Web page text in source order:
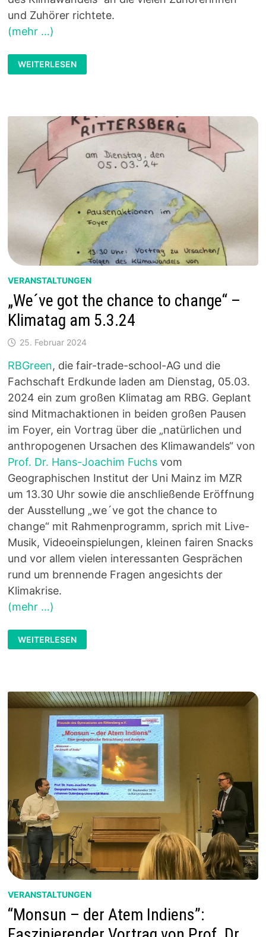
und Zuhörer richtete.
(mehr …)
KLIMATAG
2024:
PROFESSOR
WEITERLESEN
VERANSTALTUNGEN
„We´ve got the chance to change“ –
Klimatag am 5.3.24
25. Februar 2024
RBGreen, die fair-trade-school-AG und die
Fachschaft Erdkunde laden am Dienstag, 05.03.
2024 ein zum großen Klimatag am RBG. Geplant
sind Mitmachaktionen in beiden großen Pausen
im Foyer, ein Vortrag über die „natürlichen und
anthropogenen Ursachen des Klimawandels“ von
Prof. Dr. Hans-Joachim Fuchs vom
Geographischen Institut der Uni Mainz im MZR
um 13.30 Uhr sowie die anschließende Eröffnung
der Ausstellung „we´ve got the chance to
change“ mit Rahmenprogramm, sprich mit Live-
Musik, Videoeinspielungen, kleinen fairen Snacks
und vor allem vielen interessanten Gesprächen
rund um brennende Fragen angesichts der
Klimakrise.
(mehr …)
„WE
´VE
GOT
–
KLIMATAG
AM
WEITERLESEN
VERANSTALTUNGEN
“Monsun – der Atem Indiens”: